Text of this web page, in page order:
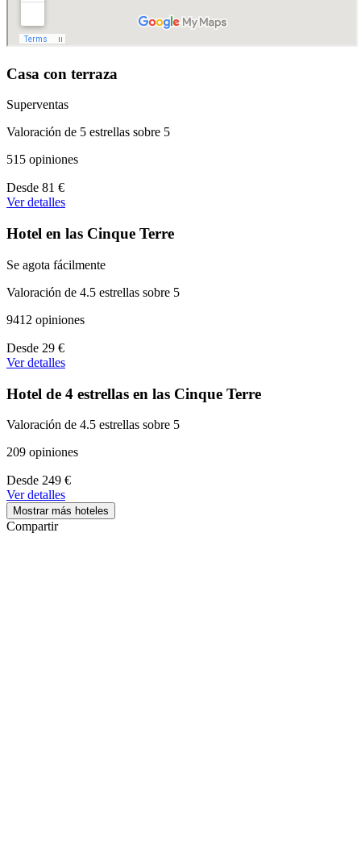
Casa con terraza
Superventas
Valoración de 5 estrellas sobre 5
515 opiniones
A
partir
81 €
Desde 81 €
Ver detalles
Hotel en las Cinque Terre
Se agota fácilmente
Valoración de 4.5 estrellas sobre 5
9412 opiniones
A
partir
29 €
Desde 29 €
Ver detalles
Hotel de 4 estrellas en las Cinque Terre
Valoración de 4.5 estrellas sobre 5
209 opiniones
A
partir
de
249 €
Desde 249 €
Ver detalles
Mostrar más hoteles
Compartir